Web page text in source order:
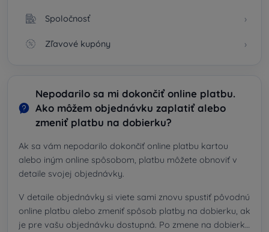
Spoločnosť
Zľavové kupóny
Nepodarilo sa mi dokončiť online platbu.
Ako môžem objednávku zaplatiť alebo
zmeniť platbu na dobierku?
Ak sa vám nepodarilo dokončiť online platbu kartou
alebo iným online spôsobom, platbu môžete obnoviť v
detaile svojej objednávky.
V detaile objednávky si viete sami znovu spustiť pôvodnú
online platbu alebo zmeniť spôsob platby na dobierku, ak
je pre vašu objednávku dostupná. Po zmene na dobierku